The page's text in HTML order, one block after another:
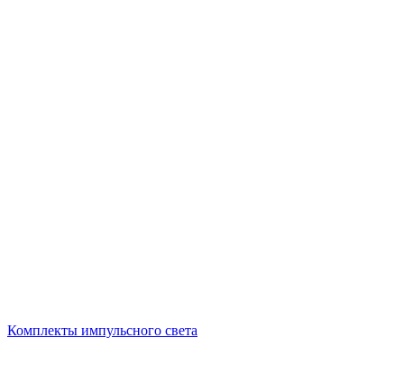
Комплекты импульсного света